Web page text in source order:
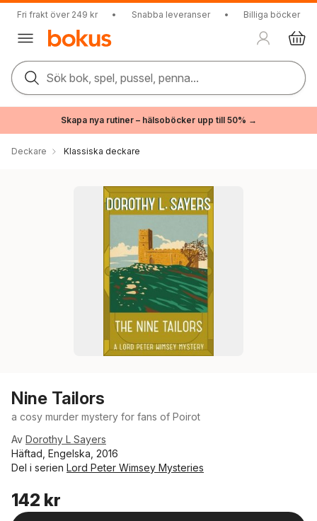
Fri frakt över 249 kr • Snabba leveranser • Billiga böcker
Sök bok, spel, pussel, penna...
Skapa nya rutiner – hälsoböcker upp till 50% →
Deckare Klassiska deckare
Nine Tailors
a cosy murder mystery for fans of Poirot
Av Dorothy L Sayers
Häftad, Engelska, 2016
Del i serien Lord Peter Wimsey Mysteries
142 kr